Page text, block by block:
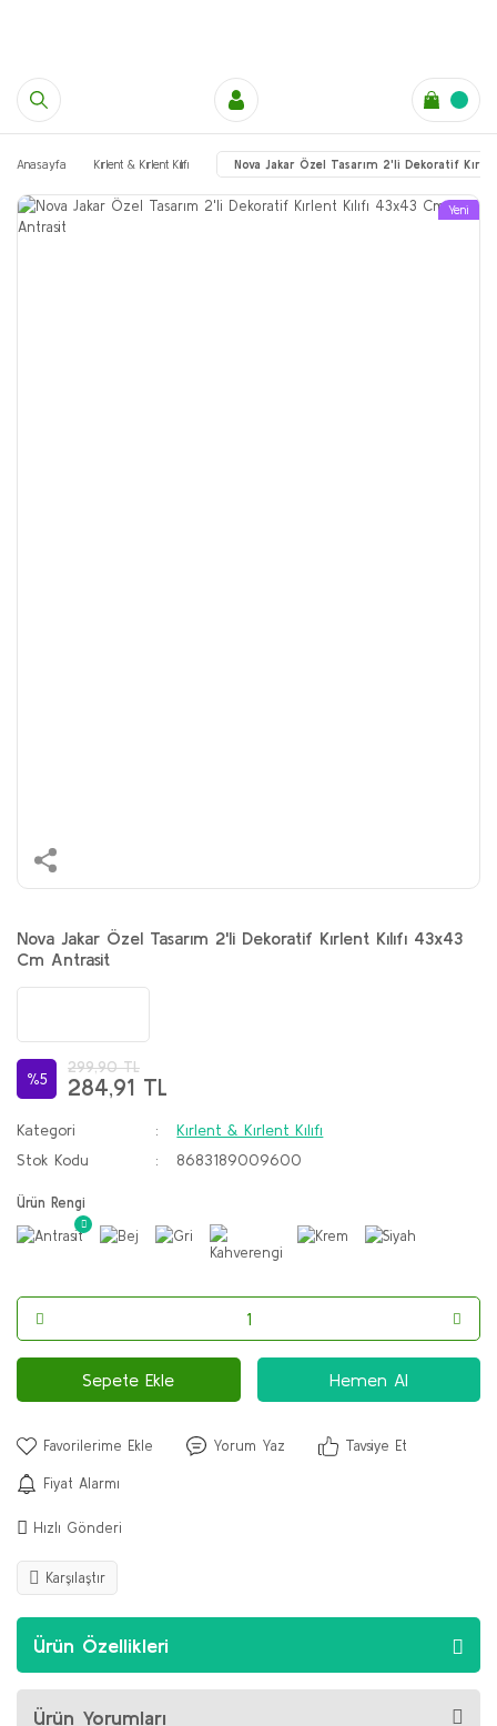
Anasayfa Kırlent & Kırlent Kılıfı Nova Jakar Özel Tasarım 2'li Dekoratif
Yeni
Nova Jakar Özel Tasarım 2'li Dekoratif Kırlent Kılıfı 43x43
Cm Antrasit
%5
299,90 TL
284,91 TL
Kategori
Kırlent & Kırlent Kılıfı
Stok Kodu
8683189009600
Ürün Rengi
Sepete Ekle Hemen Al
Yorum Yaz Tavsiye Et
Fiyat Alarmı
Hızlı Gönderi
Karşılaştır
Ürün Özellikleri
Ürün Yorumları